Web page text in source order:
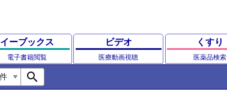
イーブックス
電子書籍閲覧
ビデオ
医療動画視聴
くすり
医薬品検索
search